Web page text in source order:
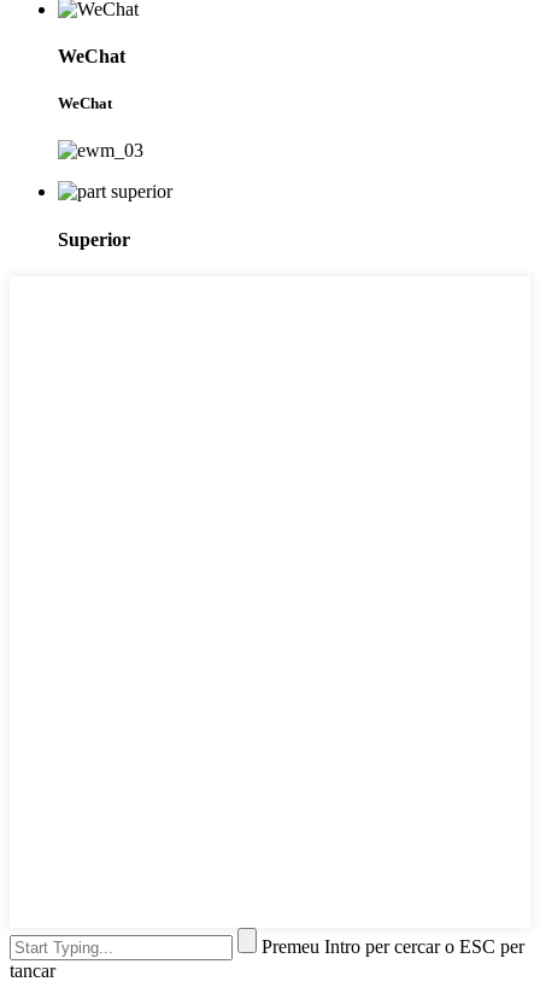
WeChat
WeChat
Superior
Premeu Intro per cercar o ESC per
tancar